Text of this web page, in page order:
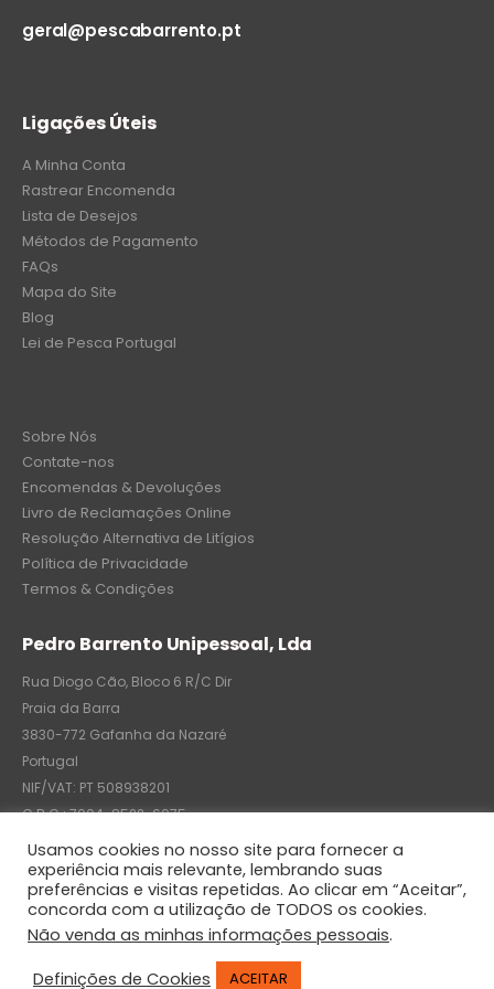
geral@pescabarrento.pt
Ligações Úteis
A Minha Conta
Rastrear Encomenda
Lista de Desejos
Métodos de Pagamento
FAQs
Mapa do Site
Blog
Lei de Pesca Portugal
Sobre Nós
Contate-nos
Encomendas & Devoluções
Livro de Reclamações Online
Resolução Alternativa de Litígios
Política de Privacidade
Termos & Condições
Pedro Barrento Unipessoal, Lda
Rua Diogo Cão, Bloco 6 R/C Dir
Praia da Barra
3830-772 Gafanha da Nazaré
Portugal
NIF/VAT: PT 508938201
C.R.C.: 7004-8522-6075
© Pedro Barrento Unipessoal, Lda. 2020. All Rights Reserved
Usamos cookies no nosso site para fornecer a
experiência mais relevante, lembrando suas
preferências e visitas repetidas. Ao clicar em “Aceitar”,
concorda com a utilização de TODOS os cookies.
Não venda as minhas informações pessoais.
Definições de Cookies
ACEITAR